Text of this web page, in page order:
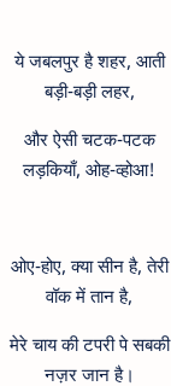
ये जबलपुर है शहर, आती
बड़ी-बड़ी लहर,
और ऐसी चटक-पटक
लड़कियाँ, ओह-व्होआ!
ओए-होए, क्या सीन है, तेरी
वॉक में तान है,
मेरे चाय की टपरी पे सबकी
नज़र जान है।